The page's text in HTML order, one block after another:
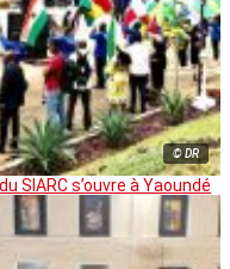
© DR
SIARC s’ouvre à Yaoundé